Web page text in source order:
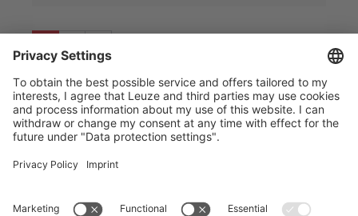
The Sensor People
クイックリンク
ニュースレター